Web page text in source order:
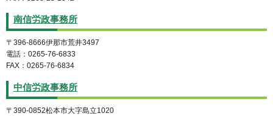
南信労政事務所
〒396-8666伊那市荒井3497
電話：0265-76-6833
FAX：0265-76-6834
中信労政事務所
〒390-0852松本市大字島立1020